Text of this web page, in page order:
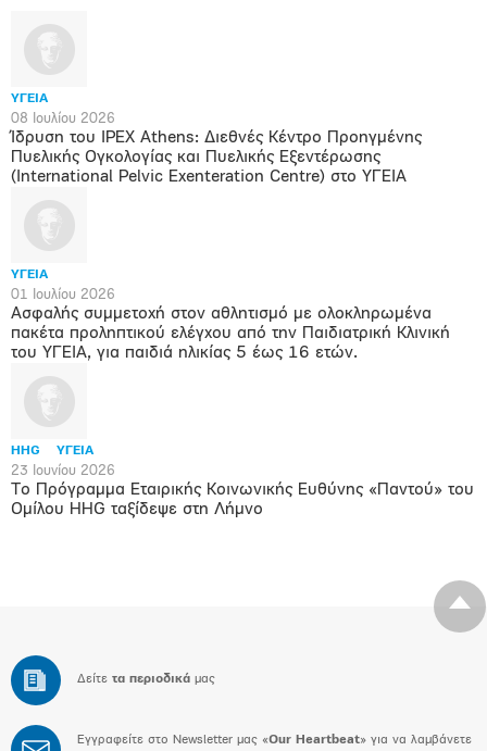
ΥΓΕΙΑ
08 Ιουλίου 2026
Ίδρυση του IPEX Athens: Διεθνές Κέντρο Προηγμένης
Πυελικής Ογκολογίας και Πυελικής Εξεντέρωσης
(International Pelvic Exenteration Centre) στο ΥΓΕΙΑ
ΥΓΕΙΑ
01 Ιουλίου 2026
Ασφαλής συμμετοχή στον αθλητισμό με ολοκληρωμένα
πακέτα προληπτικού ελέγχου από την Παιδιατρική Κλινική
του ΥΓΕΙΑ, για παιδιά ηλικίας 5 έως 16 ετών.
HHG ΥΓΕΙΑ
23 Ιουνίου 2026
Το Πρόγραμμα Εταιρικής Κοινωνικής Ευθύνης «Παντού» του
Ομίλου HHG ταξίδεψε στη Λήμνο
Δείτε τα περιοδικά μας
Εγγραφείτε στο Newsletter μας «Our Heartbeat» για να λαμβάνετε